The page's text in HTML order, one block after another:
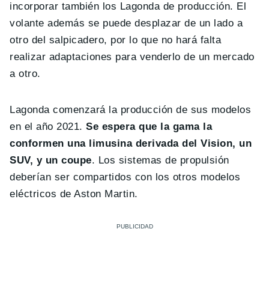
incorporar también los Lagonda de producción. El
volante además se puede desplazar de un lado a
otro del salpicadero, por lo que no hará falta
realizar adaptaciones para venderlo de un mercado
a otro.
Lagonda comenzará la producción de sus modelos
en el año 2021.Se espera que la gama la
conformen una limusina derivada del Vision, un
SUV, y un coupe. Los sistemas de propulsión
deberían ser compartidos con los otros modelos
eléctricos de Aston Martin.